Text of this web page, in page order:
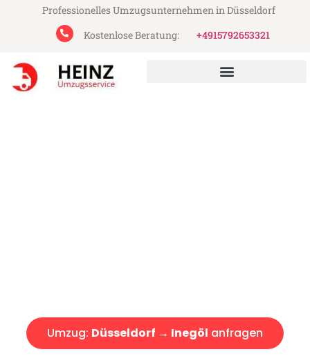
Professionelles Umzugsunternehmen in Düsseldorf
Kostenlose Beratung:
+4915792653321
Umzug: Düsseldorf → Inegöl anfragen